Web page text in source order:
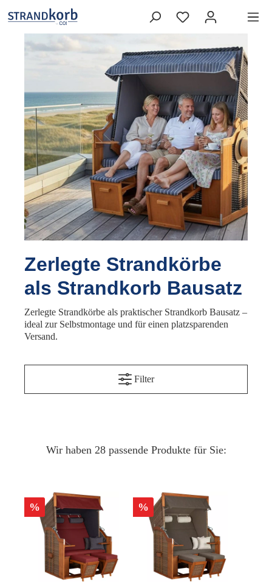
Zerlegte Strandkörbe
als Strandkorb Bausatz
Zerlegte Strandkörbe als praktischer Strandkorb Bausatz –
ideal zur Selbstmontage und für einen platzsparenden
Versand.
Filter
Wir haben 28 passende Produkte für Sie:
% %